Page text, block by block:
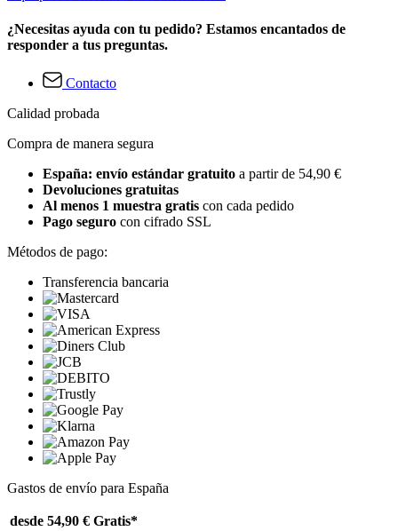
¿Necesitas ayuda con tu pedido? Estamos encantados de
responder a tus preguntas.
Contacto
Calidad probada
Compra de manera segura
España: envío estándar gratuito a partir de 54,90 €
Devoluciones gratuitas
Al menos 1 muestra gratis con cada pedido
Pago seguro con cifrado SSL
Métodos de pago:
Transferencia bancaria
Gastos de envío para España
desde 54,90 € Gratis*